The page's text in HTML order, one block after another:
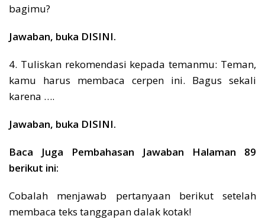
bagimu?
Jawaban, buka DISINI.
4. Tuliskan rekomendasi kepada temanmu: Teman,
kamu harus membaca cerpen ini. Bagus sekali
karena ….
Jawaban, buka DISINI.
Baca Juga Pembahasan Jawaban Halaman 89
berikut ini:
Cobalah menjawab pertanyaan berikut setelah
membaca teks tanggapan dalak kotak!